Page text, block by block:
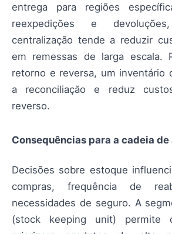
entrega para regiões
reexpedições e
centralização tende a reduzir
em remessas de larga escala.
retorno e reversa, um inventário
a reconciliação e reduz
reverso.
Consequências para a cadeia
Decisões sobre estoque
compras, frequência de
necessidades de seguro. A
(stock keeping unit) permite